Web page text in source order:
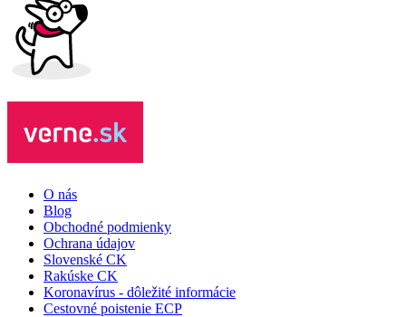
O nás
Blog
Obchodné podmienky
Ochrana údajov
Slovenské CK
Rakúske CK
Koronavírus - dôležité informácie
Cestovné poistenie ECP